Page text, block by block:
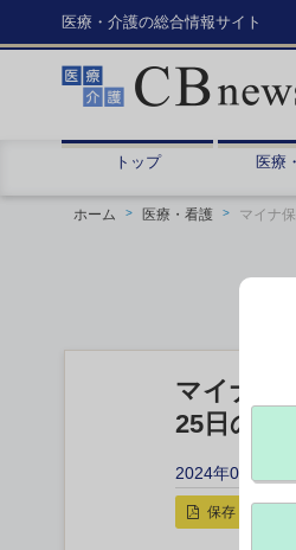
医療・介護の総合情報サイト
トップ 医療
ホーム 医療・看護 マイナ
マイナ保
25日の医
2024年04月11
保存